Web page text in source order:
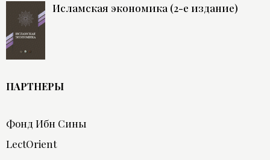
Исламская экономика (2-е издание)
ПАРТНЕРЫ
Фонд Ибн Сины
LectOrient